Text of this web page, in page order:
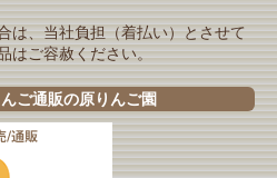
は、当社負担（着払い）とさせて
はご容赦ください。
ご通販の原りんご園